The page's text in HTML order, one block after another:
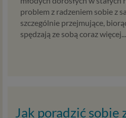
problem z radzeniem sobie z
szczególnie przejmujące,
spędzają ze sobą coraz więcej...
Jak poradzić sobie
we własnych celach
szczegółowo powyżej w oparciu
uzasadniony interes, jako
Zgoda na instalowanie
Twoich urządzeniach i
podobnych służących do